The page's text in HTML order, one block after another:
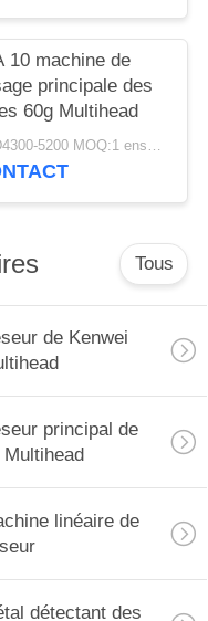
10 machine de
principale des
60g Multihead
USD4300-5200 MOQ:1 ensemble
Tous
de Kenwei
principal de
Multihead
linéaire de
détectant des